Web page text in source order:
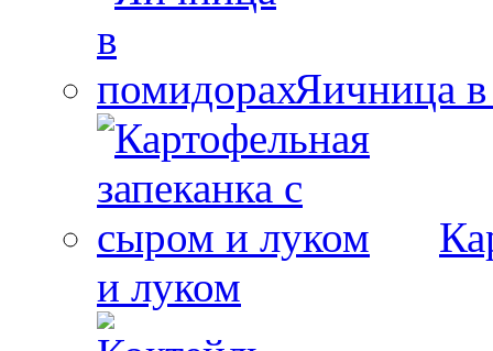
Яичница
и луком